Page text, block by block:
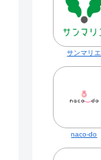
サンマリエ
naco-do